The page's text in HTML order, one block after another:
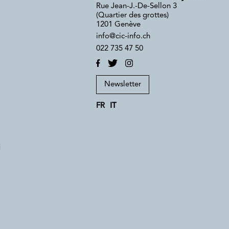
Rue Jean-J.-De-Sellon 3
(Quartier des grottes)
1201 Genève
info@cic-info.ch
022 735 47 50
Newsletter
FR IT